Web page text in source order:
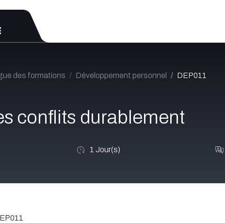
des formations Développement personnel DEP011
conflits durablement
1 Jour(s)